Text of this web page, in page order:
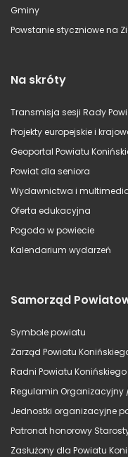
Gminy
Powstanie styczniowe na
Na skróty
Transmisja sesji Rady
Projekty europejskie i
Geoportal Powiatu
Powiat dla seniora
Wydawnictwa i
Oferta edukacyjna
Pogoda w powiecie
Kalendarium wydarzeń
Samorząd
Symbole powiatu
Zarząd Powiatu
Radni Powiatu Konińskiego
Regulamin Organizacyjny
Jednostki organizacyjne
Patronat honorowy
Zasłużony dla Powiatu